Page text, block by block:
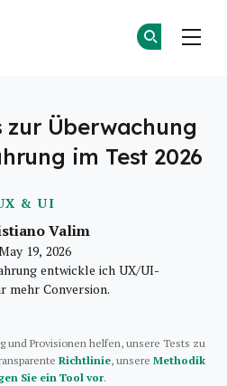
& UI
zur Überwachung
im Test 2026
Valim
19, 2026
entwickle ich UX/UI-
mehr Conversion.
und Provisionen helfen, unsere Tests zu
Richtlinie, unsere Methodik
Sie ein Tool vor.